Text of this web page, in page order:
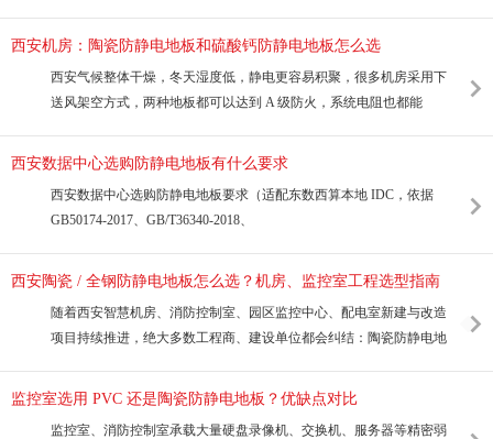
西安机房：陶瓷防静电地板和硫酸钙防静电地板怎么选
西安气候整体干燥，冬天湿度低，静电更容易积聚，很多机房采用下
送风架空方式，两种地板都可以达到 A 级防火，系统电阻也都能
西安数据中心选购防静电地板有什么要求
西安数据中心选购防静电地板要求（适配东数西算本地 IDC，依据
GB50174‑2017、GB/T36340‑2018、
西安陶瓷 / 全钢防静电地板怎么选？机房、监控室工程选型指南
随着西安智慧机房、消防控制室、园区监控中心、配电室新建与改造
项目持续推进，绝大多数工程商、建设单位都会纠结：陶瓷防静电地
监控室选用 PVC 还是陶瓷防静电地板？优缺点对比
监控室、消防控制室承载大量硬盘录像机、交换机、服务器等精密弱